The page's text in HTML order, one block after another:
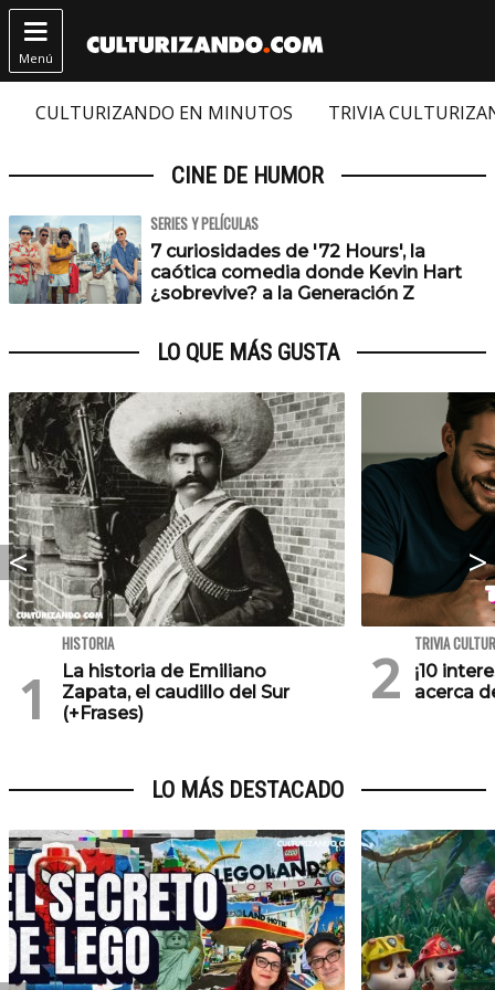

Menú
CULTURIZANDO EN MINUTOS TRIVIA
CINE DE HUMOR
SERIES Y PELÍCULAS
7 curiosidades de '72 Hours', la
caótica comedia donde Kevin Hart
¿sobrevive? a la Generación Z
LO QUE MÁS GUSTA
HISTORIA
La historia de Emiliano
Zapata, el caudillo del Sur
(+Frases)
TRIVIA
¡10
acerca
LO MÁS DESTACADO